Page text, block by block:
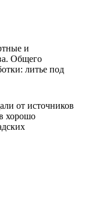
и
Общего
литье под
от источников
хорошо